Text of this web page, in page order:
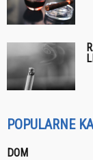
POPULARNE
DOM